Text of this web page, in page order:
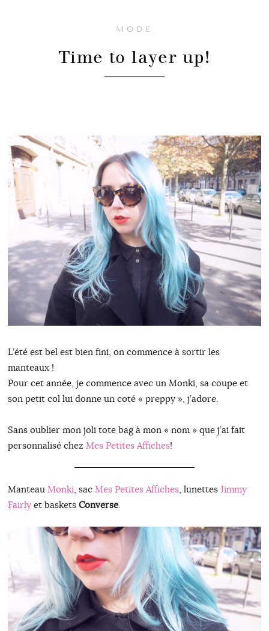
MODE
Time to layer up!
L’été est bel est bien fini, on commence à sortir les
manteaux !
Pour cet année, je commence avec un Monki, sa coupe et
son petit col lui donne un coté « preppy », j’adore.
Sans oublier mon joli tote bag à mon « nom » que j’ai fait
personnalisé chez Mes Petites Affiches!
Manteau Monki, sac Mes Petites Affiches, lunettes Jimmy
Fairlyet baskets Converse.